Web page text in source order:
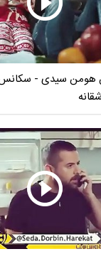
هومن سیدی - سکانس